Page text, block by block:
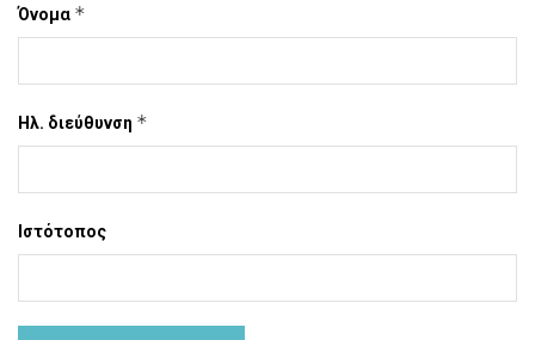
Όνομα *
Ηλ. διεύθυνση *
Ιστότοπος